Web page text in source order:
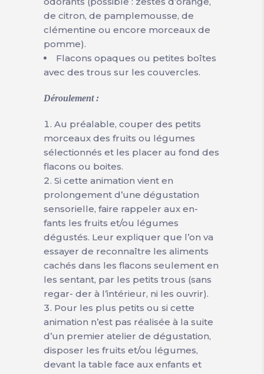
de citron, de pamplemousse, de
clémentine ou encore morceaux de
pomme).
Flacons opaques ou petites boîtes
avec des trous sur les couvercles.
Déroulement :
Au préalable, couper des petits
morceaux des fruits ou légumes
sélectionnés et les placer au fond des
flacons ou boites.
Si cette animation vient en
prolongement d’une dégustation
sensorielle, faire rappeler aux en-
fants les fruits et/ou légumes
dégustés. Leur expliquer que l’on va
essayer de reconnaître les aliments
cachés dans les flacons seulement en
les sentant, par les petits trous (sans
regar- der à l’intérieur, ni les ouvrir).
Pour les plus petits ou si cette
animation n’est pas réalisée à la suite
d’un premier atelier de dégustation,
disposer les fruits et/ou légumes,
devant la table face aux enfants et